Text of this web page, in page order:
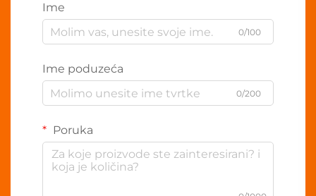
Ime
0/100
Ime poduzeća
0/200
Poruka